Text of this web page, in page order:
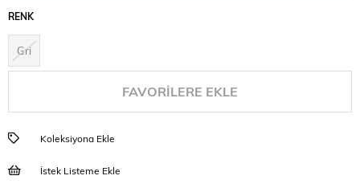
RENK
Gri
FAVORILERE EKLE
Koleksiyona Ekle
İstek Listeme Ekle